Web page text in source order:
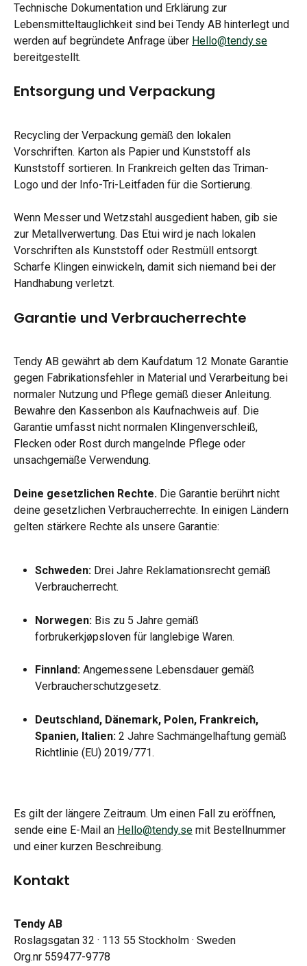
Technische Dokumentation und Erklärung zur
Lebensmitteltauglichkeit sind bei Tendy AB hinterlegt und
werden auf begründete Anfrage über Hello@tendy.se
bereitgestellt.
Entsorgung und Verpackung
Recycling der Verpackung gemäß den lokalen
Vorschriften. Karton als Papier und Kunststoff als
Kunststoff sortieren. In Frankreich gelten das Triman-
Logo und der Info-Tri-Leitfaden für die Sortierung.
Wenn Messer und Wetzstahl ausgedient haben, gib sie
zur Metallverwertung. Das Etui wird je nach lokalen
Vorschriften als Kunststoff oder Restmüll entsorgt.
Scharfe Klingen einwickeln, damit sich niemand bei der
Handhabung verletzt.
Garantie und Verbraucherrechte
Tendy AB gewährt ab dem Kaufdatum 12 Monate Garantie
gegen Fabrikationsfehler in Material und Verarbeitung bei
normaler Nutzung und Pflege gemäß dieser Anleitung.
Bewahre den Kassenbon als Kaufnachweis auf. Die
Garantie umfasst nicht normalen Klingenverschleiß,
Flecken oder Rost durch mangelnde Pflege oder
unsachgemäße Verwendung.
Deine gesetzlichen Rechte. Die Garantie berührt nicht
deine gesetzlichen Verbraucherrechte. In einigen Ländern
gelten stärkere Rechte als unsere Garantie:
Schweden: Drei Jahre Reklamationsrecht gemäß
Verbraucherrecht.
Norwegen: Bis zu 5 Jahre gemäß
forbrukerkjøpsloven für langlebige Waren.
Finnland: Angemessene Lebensdauer gemäß
Verbraucherschutzgesetz.
Deutschland, Dänemark, Polen, Frankreich,
Spanien, Italien: 2 Jahre Sachmängelhaftung gemäß
Richtlinie (EU) 2019/771.
Es gilt der längere Zeitraum. Um einen Fall zu eröffnen,
sende eine E-Mail an Hello@tendy.se mit Bestellnummer
und einer kurzen Beschreibung.
Kontakt
Tendy AB
Roslagsgatan 32 · 113 55 Stockholm · Sweden
Org.nr 559477-9778